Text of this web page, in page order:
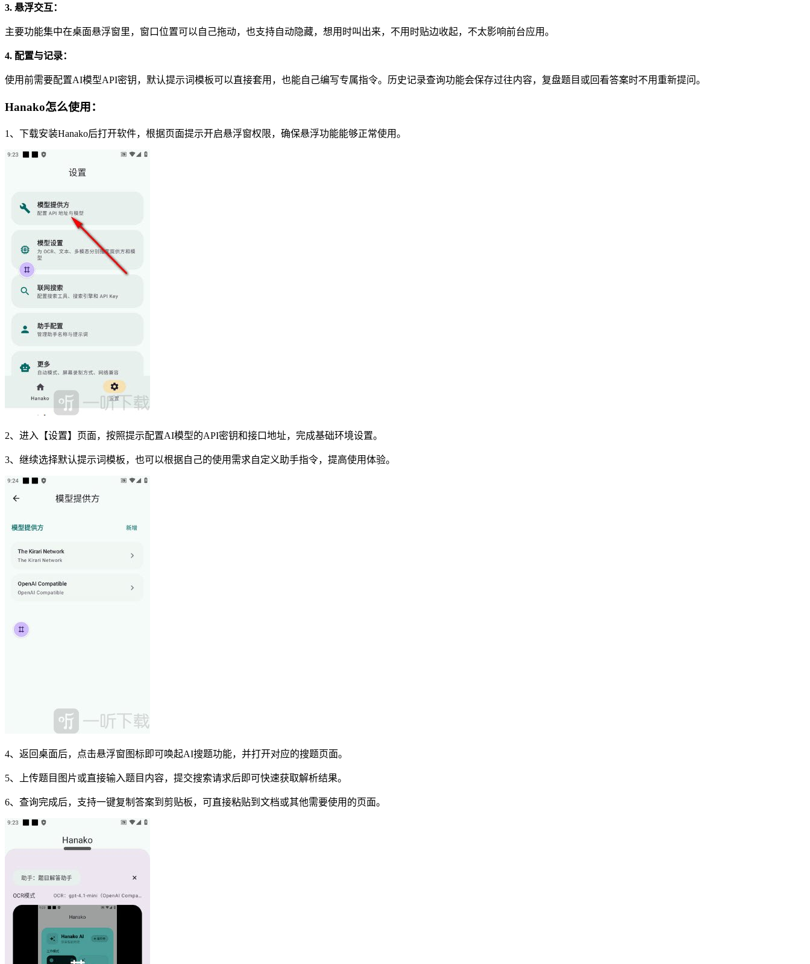
3. 悬浮交互：
主要功能集中在桌面悬浮窗里，窗口位置可以自己拖动，也支持自动隐藏，想用时叫出来，不用时贴边收起，不太影响前台应用。
4. 配置与记录：
使用前需要配置AI模型API密钥，默认提示词模板可以直接套用，也能自己编写专属指令。历史记录查询功能会保存过往内容，复盘题目或回看答案时不用重新提问。
Hanako怎么使用：
1、下载安装Hanako后打开软件，根据页面提示开启悬浮窗权限，确保悬浮功能能够正常使用。
2、进入【设置】页面，按照提示配置AI模型的API密钥和接口地址，完成基础环境设置。
3、继续选择默认提示词模板，也可以根据自己的使用需求自定义助手指令，提高使用体验。
4、返回桌面后，点击悬浮窗图标即可唤起AI搜题功能，并打开对应的搜题页面。
5、上传题目图片或直接输入题目内容，提交搜索请求后即可快速获取解析结果。
6、查询完成后，支持一键复制答案到剪贴板，可直接粘贴到文档或其他需要使用的页面。